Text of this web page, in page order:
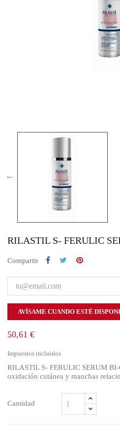
RILASTIL S- FERULIC
Compartir
AVÍSAME CUANDO ESTÉ
50,61 €
Impuestos incluidos
RILASTIL S- FERULIC SERUM
oxidación cutánea y manchas
Cantidad